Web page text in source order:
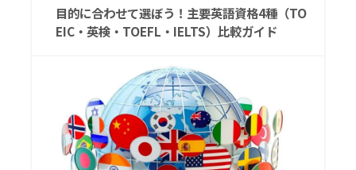
目的に合わせて選ぼう！主要英語資格4種（TO
EIC・英検・TOEFL・IELTS）比較ガイド